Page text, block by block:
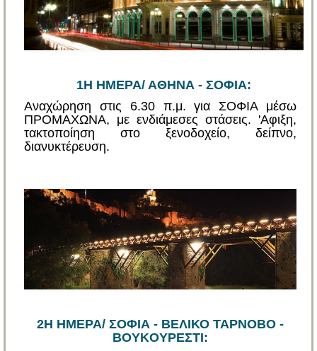
1Η ΗΜΕΡΑ/ ΑΘΗΝΑ - ΣΟΦΙΑ:
Αναχώρηση στις 6.30 π.μ. για ΣΟΦΙΑ μέσω
ΠΡΟΜΑΧΩΝΑ, με ενδιάμεσες στάσεις. 'Αφιξη,
τακτοποίηση στο ξενοδοχείο, δείπνο,
διανυκτέρευση.
2Η ΗΜΕΡΑ/ ΣΟΦΙΑ - ΒΕΛΙΚΟ ΤΑΡΝΟΒΟ -
BOYKOYΡEΣTI: